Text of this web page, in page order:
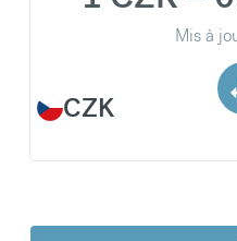
CZK
Mis à